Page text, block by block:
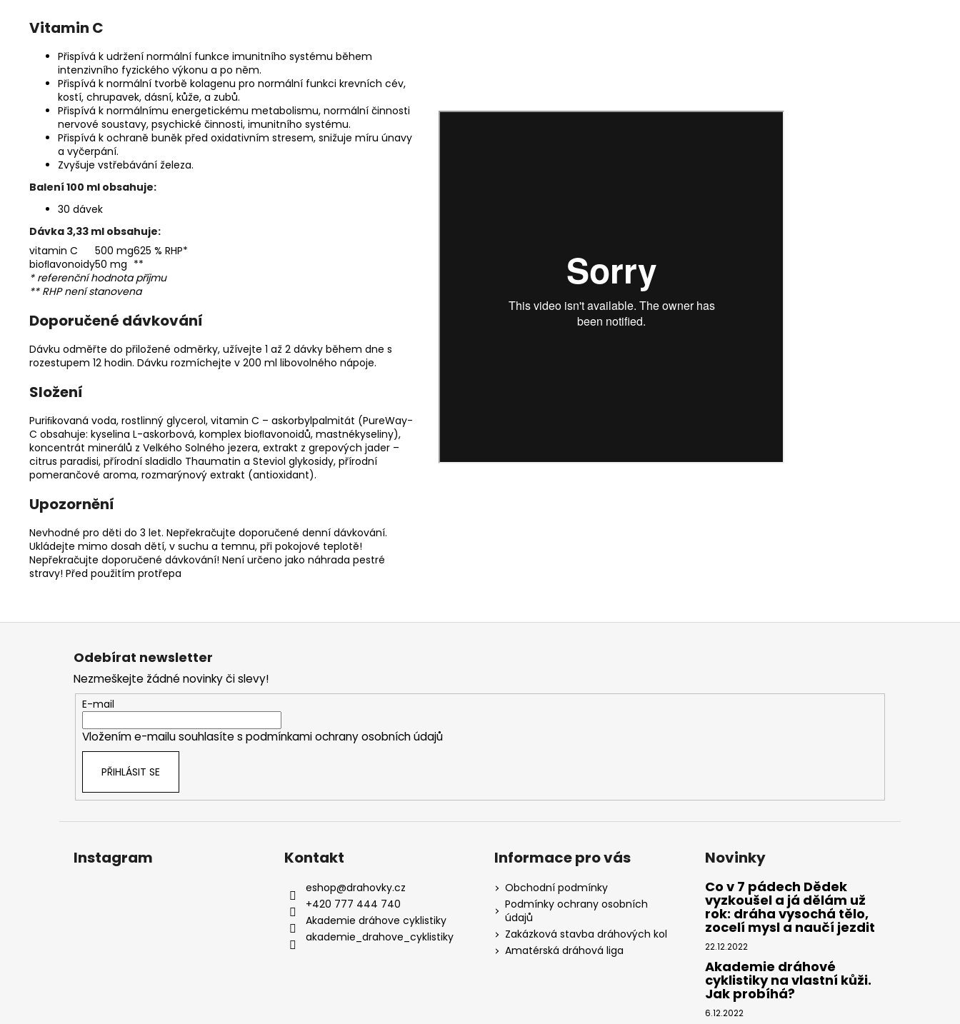
Vitamin C
Přispívá k udržení normální funkce imunitního systému během
intenzivního fyzického výkonu a po něm.
Přispívá k normální tvorbě kolagenu pro normální funkci krevních cév,
kostí, chrupavek, dásní, kůže, a zubů.
Přispívá k normálnímu energetickému metabolismu, normální činnosti
nervové soustavy, psychické činnosti, imunitního systému.
Přispívá k ochraně buněk před oxidativním stresem, snižuje míru únavy
a vyčerpání.
Zvyšuje vstřebávání železa.
Balení 100 ml obsahuje:
30 dávek
Dávka 3,33 ml obsahuje:
vitamin C
500 mg625 % RHP*
bioﬂavonoidy50 mg **
* referenční hodnota příjmu
** RHP není stanovena
Doporučené dávkování
Dávku odměřte do přiložené odměrky, užívejte 1 až 2 dávky během dne s
rozestupem 12 hodin. Dávku rozmíchejte v 200 ml libovolného nápoje.
Složení
Puriﬁkovaná voda, rostlinný glycerol, vitamin C – askorbylpalmitát (PureWay-
C obsahuje: kyselina L-askorbová, komplex bioﬂavonoidů, mastnékyseliny),
koncentrát minerálů z Velkého Solného jezera, extrakt z grepových jader –
citrus paradisi, přírodní sladidlo Thaumatin a Steviol glykosidy, přírodní
pomerančové aroma, rozmarýnový extrakt (antioxidant).
Upozornění
Nevhodné pro děti do 3 let. Nepřekračujte doporučené denní dávkování.
Ukládejte mimo dosah dětí, v suchu a temnu, při pokojové teplotě!
Nepřekračujte doporučené dávkování! Není určeno jako náhrada pestré
stravy! Před použitím protřepa
Z
Odebírat newsletter
Nezmeškejte žádné novinky či slevy!
E-mail
Vložením e-mailu souhlasíte s podmínkami ochrany osobních údajů
PŘIHLÁSIT SE
Instagram Kontakt
eshop@drahovky.cz
+420 777 444 740
Akademie dráhove cyklistiky
akademie_drahove_cyklistiky
Informace pro vás
Obchodní podmínky
Podmínky ochrany osobních
údajů
Zakázková stavba dráhových kol
Amatérská dráhová liga
Novinky
Co v 7 pádech Dědek
vyzkoušel a já dělám už
rok: dráha vysochá tělo,
zocelí mysl a naučí jezdit
22.12.2022
Akademie dráhové
cyklistiky na vlastní kůži.
Jak probíhá?
6.12.2022